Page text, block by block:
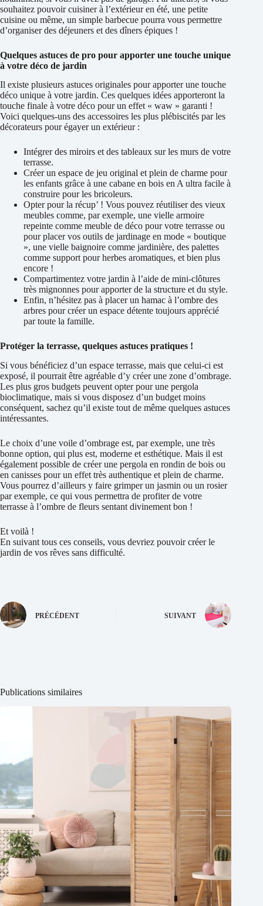
souhaitez pouvoir cuisiner à l’extérieur en été, une petite
cuisine ou même, un simple barbecue pourra vous permettre
d’organiser des déjeuners et des dîners épiques !
Quelques astuces de pro pour apporter une touche unique
à votre déco de jardin
Il existe plusieurs astuces originales pour apporter une touche
déco unique à votre jardin. Ces quelques idées apporteront la
touche finale à votre déco pour un effet « waw » garanti !
Voici quelques-uns des accessoires les plus plébiscités par les
décorateurs pour égayer un extérieur :
Intégrer des miroirs et des tableaux sur les murs de votre
terrasse.
Créer un espace de jeu original et plein de charme pour
les enfants grâce à une cabane en bois en A ultra facile à
construire pour les bricoleurs.
Opter pour la récup’ ! Vous pouvez réutiliser des vieux
meubles comme, par exemple, une vielle armoire
repeinte comme meuble de déco pour votre terrasse ou
pour placer vos outils de jardinage en mode « boutique
», une vielle baignoire comme jardinière, des palettes
comme support pour herbes aromatiques, et bien plus
encore !
Compartimentez votre jardin à l’aide de mini-clôtures
très mignonnes pour apporter de la structure et du style.
Enfin, n’hésitez pas à placer un hamac à l’ombre des
arbres pour créer un espace détente toujours apprécié
par toute la famille.
Protéger la terrasse, quelques astuces pratiques !
Si vous bénéficiez d’un espace terrasse, mais que celui-ci est
exposé, il pourrait être agréable d’y créer une zone d’ombrage.
Les plus gros budgets peuvent opter pour une pergola
bioclimatique, mais si vous disposez d’un budget moins
conséquent, sachez qu’il existe tout de même quelques astuces
intéressantes.
Le choix d’une voile d’ombrage est, par exemple, une très
bonne option, qui plus est, moderne et esthétique. Mais il est
également possible de créer une pergola en rondin de bois ou
en canisses pour un effet très authentique et plein de charme.
Vous pourrez d’ailleurs y faire grimper un jasmin ou un rosier
par exemple, ce qui vous permettra de profiter de votre
terrasse à l’ombre de fleurs sentant divinement bon !
Et voilà !
En suivant tous ces conseils, vous devriez pouvoir créer le
jardin de vos rêves sans difficulté.
PRÉCÉDENT SUIVANT
Publications similaires